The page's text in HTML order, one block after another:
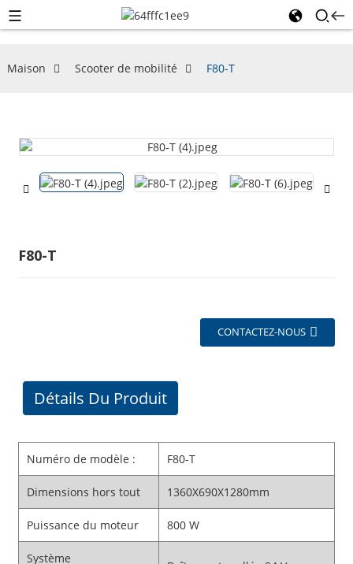
Maison Scooter de mobilité F80-T
F80-T
CONTACTEZ-NOUS
Détails Du Produit
Numéro de modèle : F80-T
Dimensions hors tout 1360X690X1280mm
Puissance du moteur 800 W
Système